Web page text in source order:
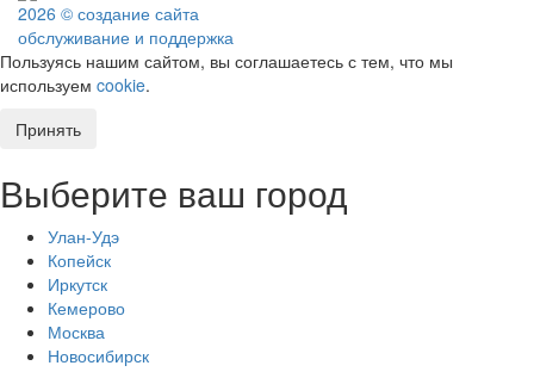
2026 © создание сайта
обслуживание и поддержка
Пользуясь нашим сайтом, вы соглашаетесь с тем, что мы
используем cookie.
Принять
Выберите ваш город
Улан-Удэ
Копейск
Иркутск
Кемерово
Москва
Новосибирск